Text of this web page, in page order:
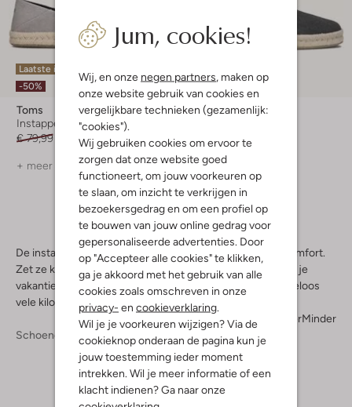
Jum, cookies!
Wij, en onze negen partners, maken op
onze website gebruik van cookies en
vergelijkbare technieken (gezamenlijk:
"cookies").
Wij gebruiken cookies om ervoor te
zorgen dat onze website goed
functioneert, om jouw voorkeuren op
te slaan, om inzicht te verkrijgen in
bezoekersgedrag en om een profiel op
te bouwen van jouw online gedrag voor
gepersonaliseerde advertenties. Door
op "Accepteer alle cookies" te klikken,
ga je akkoord met het gebruik van alle
cookies zoals omschreven in onze
privacy- en cookieverklaring.
Wil je je voorkeuren wijzigen? Via de
cookieknop onderaan de pagina kun je
jouw toestemming ieder moment
intrekken. Wil je meer informatie of een
klacht indienen? Ga naar onze
Laatste items
-50%
Toms
Instappers
€ 79,99
€ 39,99
+ meer kleuren
-50%
Toms
€ 79,99
€ 39,99
+ meer kleuren
De instappers van Toms zijn ontworpen voor everyday comfort.
Zet ze klaar voor je dagelijkse wandelingen, of pak ze in in je
vakantiekoffer. Op deze sportieve stappers loop je moeiteloos
vele kilometers, en ze zijn nog leuk ook!
MeerMinder
Schoenen
Instappers Instappers Heren